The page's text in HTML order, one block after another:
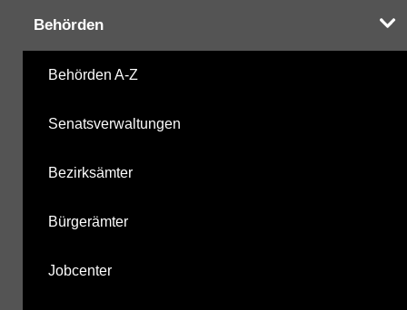
Behörden
Behörden A-Z
Senatsverwaltungen
Bezirksämter
Bürgerämter
Jobcenter